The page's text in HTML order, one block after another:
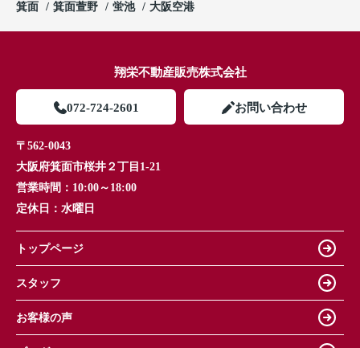
箕面
箕面萱野 蛍池 大阪空港
翔栄不動産販売株式会社
072-724-2601 お問い合わせ
〒562-0043
大阪府箕面市桜井２丁目1-21
営業時間： 10:00～18:00
定休日： 水曜日
トップページ
スタッフ
お客様の声